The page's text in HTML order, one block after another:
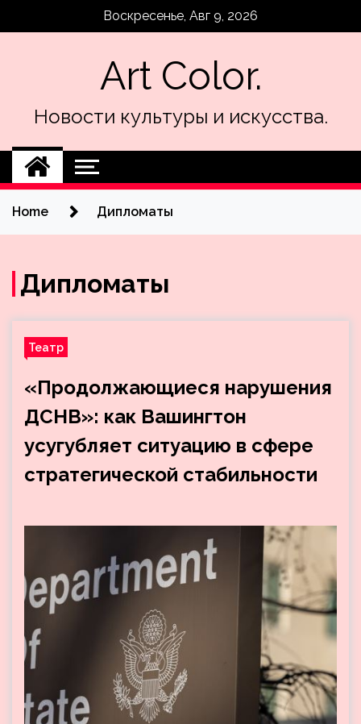
Воскресенье, Авг 9, 2026
Art Color.
Новости культуры и искусства.
Home Дипломаты
Дипломаты
Театр
«Продолжающиеся нарушения
ДСНВ»: как Вашингтон
усугубляет ситуацию в сфере
стратегической стабильности